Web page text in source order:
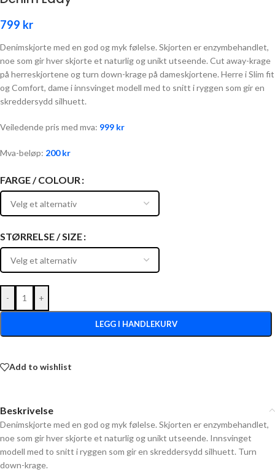
799 kr
Denimskjorte med en god og myk følelse. Skjorten er enzymbehandlet,
noe som gir hver skjorte et naturlig og unikt utseende. Cut away-krage
på herreskjortene og turn down-krage på dameskjortene. Herre i Slim fit
og Comfort, dame i innsvinget modell med to snitt i ryggen som gir en
skreddersydd silhuett.
Veiledende pris med mva: 999 kr
Mva-beløp: 200kr
FARGE / COLOUR
STØRRELSE / SIZE
- +
LEGG I HANDLEKURV
Add to wishlist
Beskrivelse
Denimskjorte med en god og myk følelse. Skjorten er enzymbehandlet,
noe som gir hver skjorte et naturlig og unikt utseende. Innsvinget
modell med to snitt i ryggen som gir en skreddersydd silhuett. Turn
down-krage.